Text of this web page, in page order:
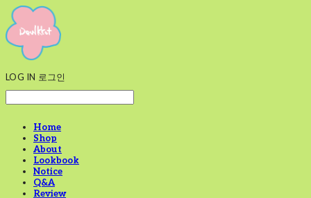
LOG IN 로그인
Home
Shop
About
Lookbook
Notice
Q&A
Review